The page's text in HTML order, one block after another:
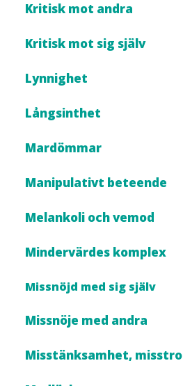
Kritisk mot andra
Kritisk mot sig själv
Lynnighet
Långsinthet
Mardömmar
Manipulativt beteende
Melankoli och vemod
Mindervärdes komplex
Missnöjd med sig själv
Missnöje med andra
Misstänksamhet, misstro